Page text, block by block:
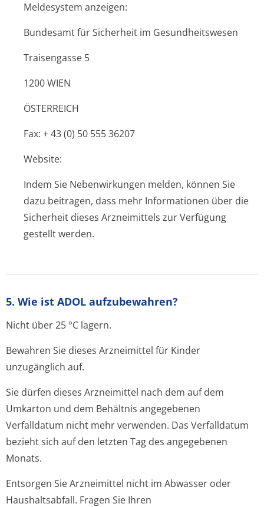
Meldesystem anzeigen:
Bundesamt für Sicherheit im Gesundheitswesen
Traisengasse 5
1200 WIEN
ÖSTERREICH
Fax: + 43 (0) 50 555 36207
Website:
Indem Sie Nebenwirkungen melden, können Sie
dazu beitragen, dass mehr Informationen über die
Sicherheit dieses Arzneimittels zur Verfügung
gestellt werden.
5. Wie ist ADOL aufzubewahren?
Nicht über 25 °C lagern.
Bewahren Sie dieses Arzneimittel für Kinder
unzugänglich auf.
Sie dürfen dieses Arzneimittel nach dem auf dem
Umkarton und dem Behältnis angegebenen
Verfalldatum nicht mehr verwenden. Das Verfalldatum
bezieht sich auf den letzten Tag des angegebenen
Monats.
Entsorgen Sie Arzneimittel nicht im Abwasser oder
Haushaltsabfall. Fragen Sie Ihren